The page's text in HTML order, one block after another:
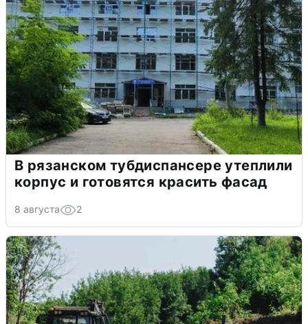
В рязанском тубдиспансере утеплили
корпус и готовятся красить фасад
8 августа 2